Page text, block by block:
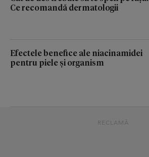
Ce recomandă dermatologii
Efectele benefice ale niacinamidei
pentru piele și organism
RECLAMĂ